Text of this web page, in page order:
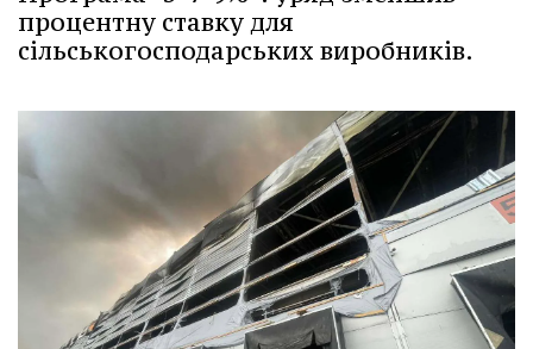
процентну ставку для
сільськогосподарських виробників.